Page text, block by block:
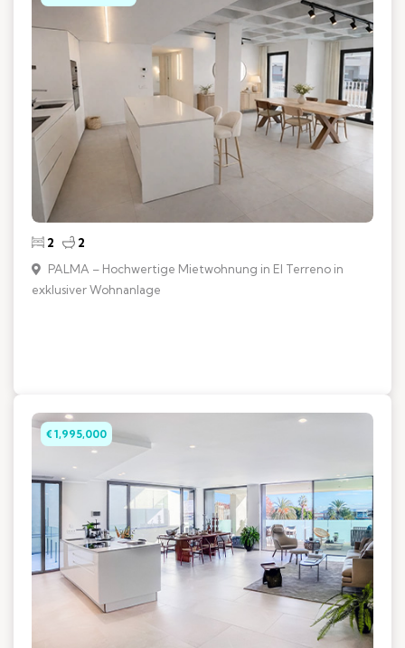
2 2
PALMA – Hochwertige Mietwohnung in El Terreno in
exklusiver Wohnanlage
€ 1,995,000